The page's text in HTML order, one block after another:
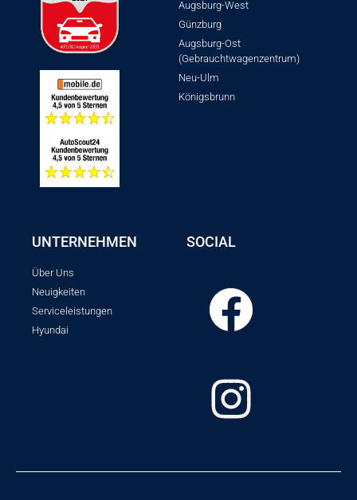
Augsburg-West
Günzburg
Augsburg-Ost
(Gebrauchtwagenzentrum)
Neu-Ulm
Königsbrunn
UNTERNEHMEN
Über Uns
Neuigkeiten
Serviceleistungen
Hyundai
SOCIAL